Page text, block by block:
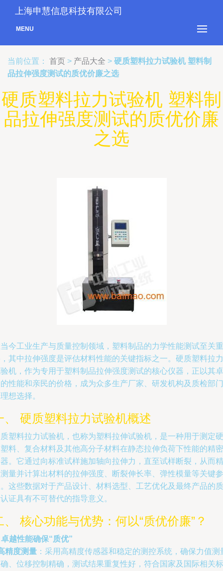
上海申慧信息科技有限公司
MENU
当前位置： 首页 > 产品大全 > 硬质塑料拉力试验机 塑料制
品拉伸强度测试的质优价廉之选
硬质塑料拉力试验机 塑料制
品拉伸强度测试的质优价廉
之选
今工业生产与质量控制领域，塑料制品的力学性能测试至关重
其中拉伸强度是评估材料性能的关键指标之一。硬质塑料拉力
机，作为专用于塑料制品拉伸强度测试的核心仪器，正以其卓
性能和亲民的价格，成为众多生产厂家、研发机构及质检部门
想选择。
、 硬质塑料拉力试验机概述
塑料拉力试验机，也称为塑料拉伸试验机，是一种用于测定硬
料、复合材料及其他高分子材料在静态拉伸负荷下性能的精密
。它通过向标准试样施加轴向拉伸力，直至试样断裂，从而精
量并计算出材料的拉伸强度、断裂伸长率、弹性模量等关键参
这些数据对于产品设计、材料选型、工艺优化及最终产品的质
证具有不可替代的指导意义。
、 核心功能与优势：何以“质优价廉”？
越性能确保“质优”
精度测量 ：采用高精度传感器和稳定的测控系统，确保力值测
、位移控制精确，测试结果重复性好，符合国家及国际相关标